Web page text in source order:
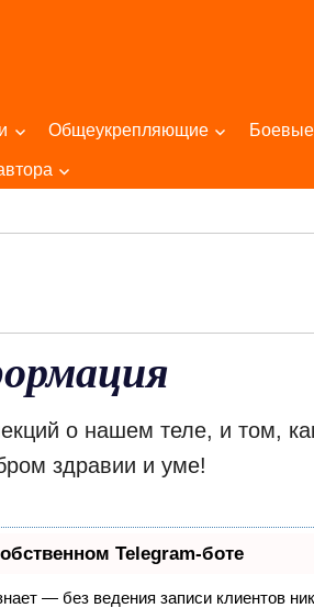
Общеукрепляющие Боевые
о нашем теле, и том,
здравии и уме!
Telegram-боте
— без ведения записи клиентов